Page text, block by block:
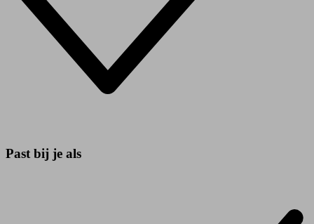
Past bij je als